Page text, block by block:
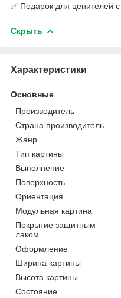
✅ Подарок для ценителей
Скрыть
Характеристики
Основные
Производитель
Страна производитель
Жанр
Тип картины
Выполнение
Поверхность
Ориентация
Модульная картина
Покрытие защитным
лаком
Оформление
Ширина картины
Высота картины
Состояние